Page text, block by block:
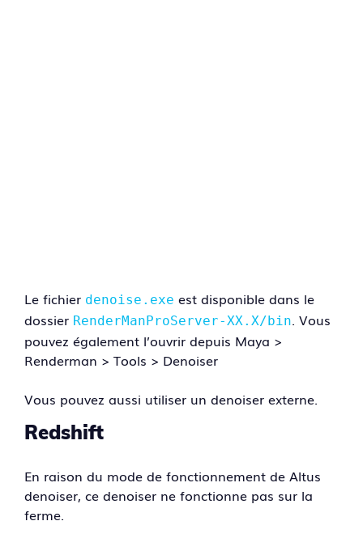
Le fichier denoise.exe est disponible dans le
dossier RenderManProServer-XX.X/bin. Vous
pouvez également l’ouvrir depuis Maya >
Renderman > Tools > Denoiser
Vous pouvez aussi utiliser un denoiser externe.
Redshift
En raison du mode de fonctionnement de Altus
denoiser, ce denoiser ne fonctionne pas sur la
ferme.